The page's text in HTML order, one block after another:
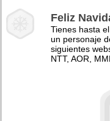
Feliz
Tienes hasta
un personaje
siguientes
NTT, AOR,